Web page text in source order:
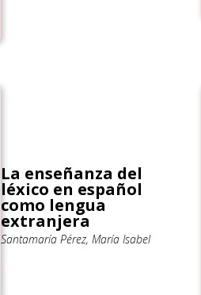
La enseñanza del
léxico en español
como lengua
extranjera
Santamaría Pérez, María Isabel